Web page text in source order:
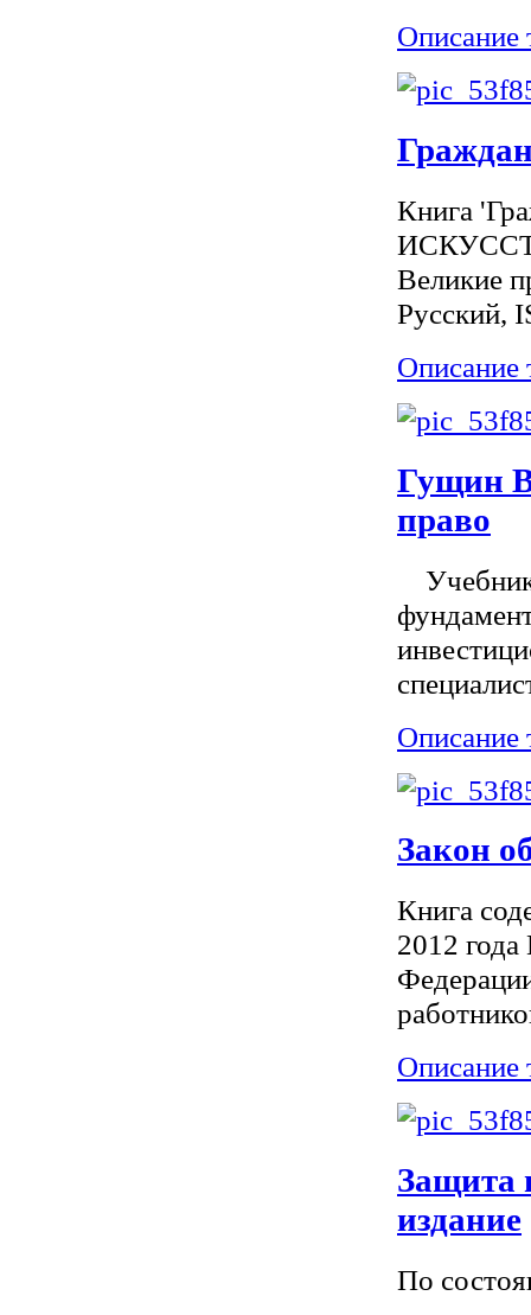
Описание
Книга
Великие
Русский,
Описание
Гущин
право
Учебник
Описание
Закон
Книга
2012
Описание
Защита
издание
По